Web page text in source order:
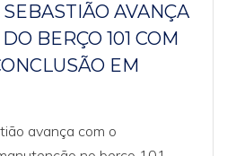
AVANÇA
BERÇO 101 COM
EM
avança com o